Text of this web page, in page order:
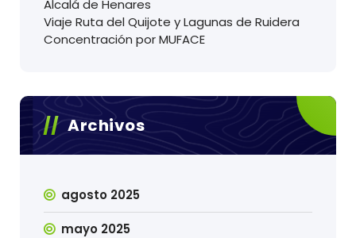
Alcalá de Henares
Viaje Ruta del Quijote y Lagunas de Ruidera
Concentración por MUFACE
Archivos
agosto 2025
mayo 2025